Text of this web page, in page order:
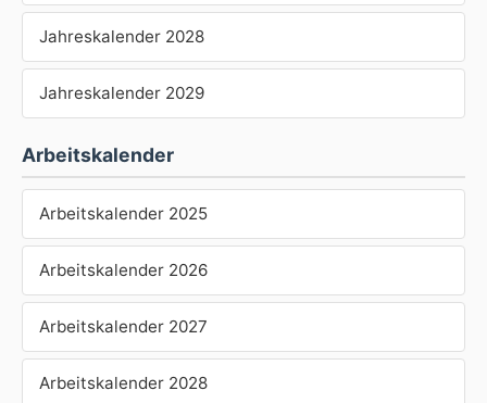
Jahreskalender 2028
Jahreskalender 2029
Arbeitskalender
Arbeitskalender 2025
Arbeitskalender 2026
Arbeitskalender 2027
Arbeitskalender 2028